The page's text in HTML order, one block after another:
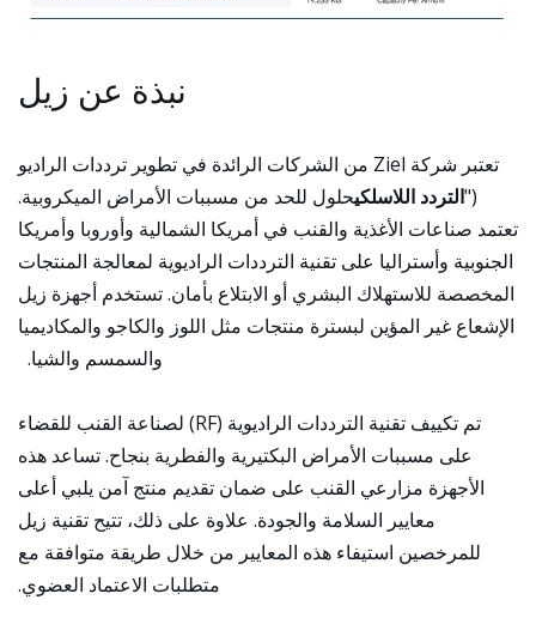
نبذة عن زيل
تعتبر شركة Ziel من الشركات الرائدة في تطوير ترددات الراديو
("التردد اللاسلكيحلول للحد من مسببات الأمراض الميكروبية.
تعتمد صناعات الأغذية والقنب في أمريكا الشمالية وأوروبا وأمريكا
الجنوبية وأستراليا على تقنية الترددات الراديوية لمعالجة المنتجات
المخصصة للاستهلاك البشري أو الابتلاع بأمان. تستخدم أجهزة زيل
الإشعاع غير المؤين لبسترة منتجات مثل اللوز والكاجو والمكاديميا
والسمسم والشيا.
تم تكييف تقنية الترددات الراديوية (RF) لصناعة القنب للقضاء
على مسببات الأمراض البكتيرية والفطرية بنجاح. تساعد هذه
الأجهزة مزارعي القنب على ضمان تقديم منتج آمن يلبي أعلى
معايير السلامة والجودة. علاوة على ذلك، تتيح تقنية زيل
للمرخصين استيفاء هذه المعايير من خلال طريقة متوافقة مع
متطلبات الاعتماد العضوي.